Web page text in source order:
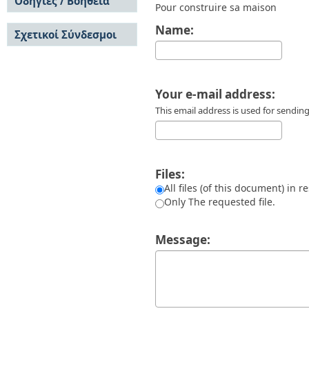
Pour construire sa maison
Name:
Your e-mail address:
This email address is used for
Files:
All files (of this document) in
Only The requested file.
Message:
Έκδοσης
Συγγραφείς
Τίτλοι
Θέματα
Οδηγίες Υποβολής
Οδηγίες Χρήσης ΙΑ
Συχνές Ερωτήσεις
Σχετικοί Σύνδεσμοι